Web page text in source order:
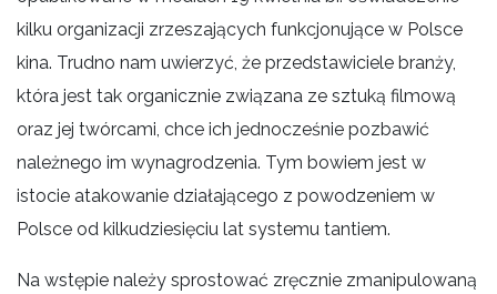
kilku organizacji zrzeszających funkcjonujące w Polsce
kina. Trudno nam uwierzyć, że przedstawiciele branży,
która jest tak organicznie związana ze sztuką filmową
oraz jej twórcami, chce ich jednocześnie pozbawić
należnego im wynagrodzenia. Tym bowiem jest w
istocie atakowanie działającego z powodzeniem w
Polsce od kilkudziesięciu lat systemu tantiem.
Na wstępie należy sprostować zręcznie zmanipulowaną